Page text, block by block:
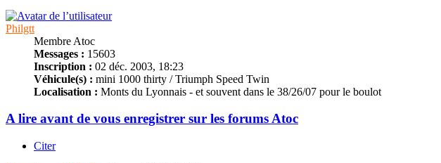
Philgtt
Membre Atoc
Messages : 15603
Inscription : 02 déc. 2003, 18:23
Véhicule(s) : mini 1000 thirty / Triumph Speed Twin
Localisation : Monts du Lyonnais - et souvent dans le 38/26/07 pour le boulot
A lire avant de vous enregistrer sur les forums Atoc
Citer